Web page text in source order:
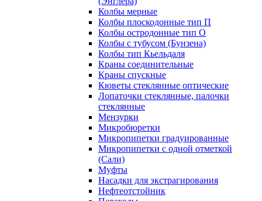
Колбы мерные
Колбы плоскодонные тип П
Колбы остродонные тип О
Колбы с тубусом (Бунзена)
Колбы тип Кьельдаля
Краны соединительные
Краны спускные
Кюветы стеклянные оптические
Лопаточки стеклянные, палочки
стеклянные
Мензурки
Микробюретки
Микропипетки градуированные
Микропипетки с одной отметкой
(Сали)
Муфты
Насадки для экстрагирования
Нефтеотстойник